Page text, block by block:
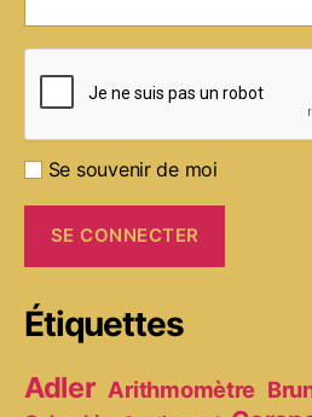
Se souvenir de moi
Étiquettes
Adler Arithmomètre